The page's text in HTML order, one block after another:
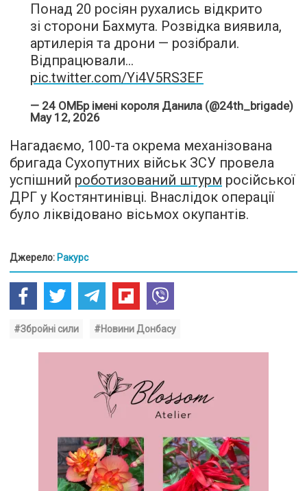
Понад 20 росіян рухались відкрито
зі сторони Бахмута. Розвідка виявила,
артилерія та дрони — розібрали.
Відпрацювали…
pic.twitter.com/Yi4V5RS3EF
— 24 ОМБр імені короля Данила (@24th_brigade)
May 12, 2026
Нагадаємо, 100-та окрема механізована
бригада Сухопутних військ ЗСУ провела
успішний роботизований штурм російської
ДРГ у Костянтинівці. Внаслідок операції
було ліквідовано вісьмох окупантів.
Джерело: Ракурс
#Збройні сили #Новини Донбасу